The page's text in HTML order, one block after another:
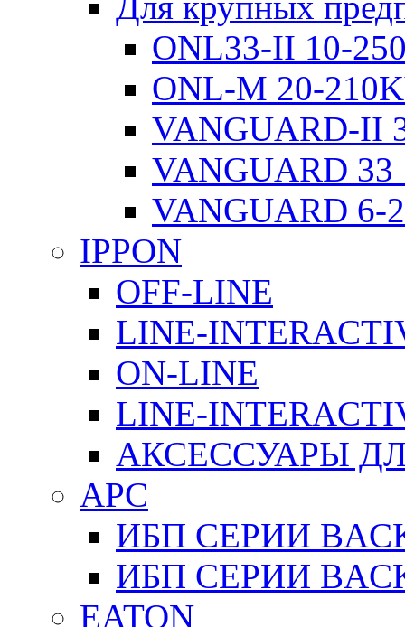
ONL33-II 10-
ONL-M 20-
VANGUARD-II
VANGUARD 33
VANGUARD 6-
IPPON
OFF-LINE
LINE-
ON-LINE
LINE-
АКСЕССУАРЫ
APC
ИБП СЕРИИ
ИБП СЕРИИ
EATON